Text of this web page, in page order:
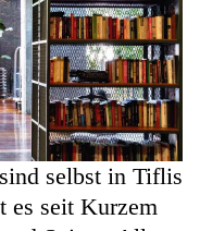
selbst in Tiflis
es seit Kurzem